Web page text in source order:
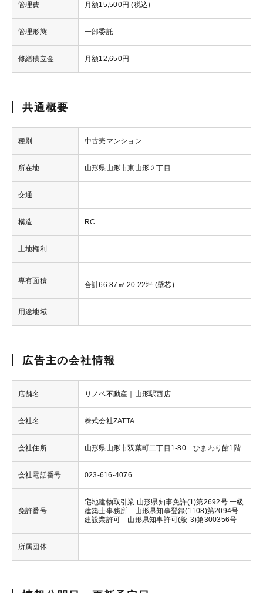
管理費 月額15,500円 (税込)
管理形態 一部委託
修繕積立金 月額12,650円
共通概要
種別 中古売マンション
所在地 山形県山形市東山形２丁目
交通
構造 RC
土地権利
専有面積
合計66.87㎡ 20.22坪 (壁芯)
用途地域
広告主の会社情報
店舗名 リノベ不動産｜山形駅西店
会社名 株式会社ZATTA
会社住所 山形県山形市双葉町二丁目1-80 ひまわり館1階
会社電話番号 023-616-4076
免許番号
宅地建物取引業 山形県知事免許(1)第2692号 一級
建築士事務所 山形県知事登録(1108)第2094号
建設業許可 山形県知事許可(般-3)第300356号
所属団体